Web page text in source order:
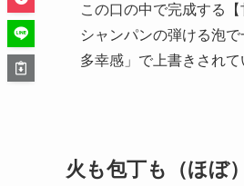
この口の中で完成する
シャンパンの弾ける泡
多幸感」で上書きされ
火も包丁も（ほぼ